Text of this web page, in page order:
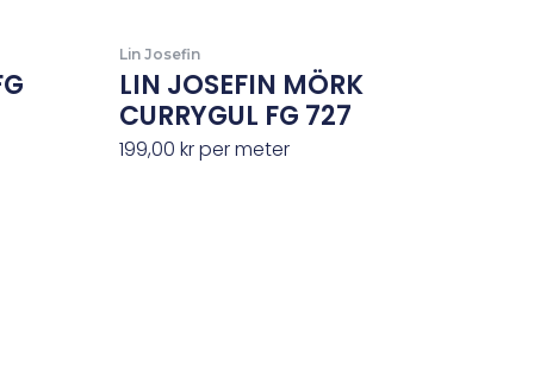
Lin Josefin
LIN JOSEFIN MÖRK
CURRYGUL FG 727
199,00krper meter